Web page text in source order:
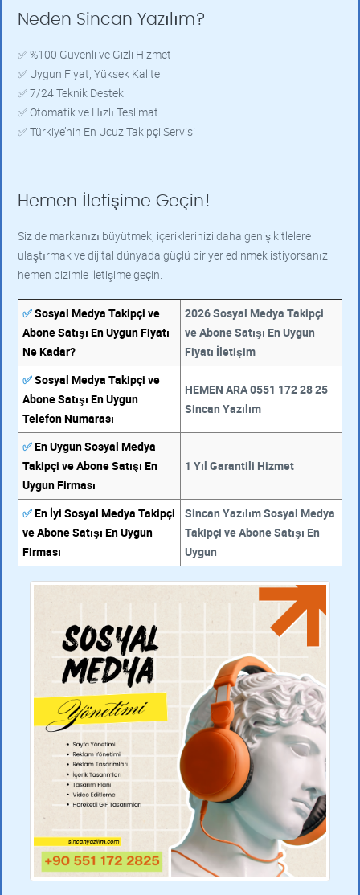
Neden Sincan Yazılım?
✅ %100 Güvenli ve Gizli Hizmet
✅ Uygun Fiyat, Yüksek Kalite
✅ 7/24 Teknik Destek
✅ Otomatik ve Hızlı Teslimat
✅ Türkiye’nin En Ucuz Takipçi Servisi
Hemen İletişime Geçin!
Siz de markanızı büyütmek, içeriklerinizi daha geniş kitlelere
ulaştırmak ve dijital dünyada güçlü bir yer edinmek istiyorsanız
hemen bizimle iletişime geçin.
✅Sosyal Medya Takipçi ve
Abone Satışı En Uygun Fiyatı
Ne Kadar?
2026 Sosyal Medya Takipçi
ve Abone Satışı En Uygun
Fiyatı İletişim
✅Sosyal Medya Takipçi ve
Abone Satışı En Uygun
Telefon Numarası
HEMEN ARA 0551 172 28 25
Sincan Yazılım
✅En Uygun Sosyal Medya
Takipçi ve Abone Satışı En
Uygun Firması
1 Yıl Garantili Hizmet
✅En İyi Sosyal Medya Takipçi
ve Abone Satışı En Uygun
Firması
Sincan Yazılım Sosyal Medya
Takipçi ve Abone Satışı En
Uygun